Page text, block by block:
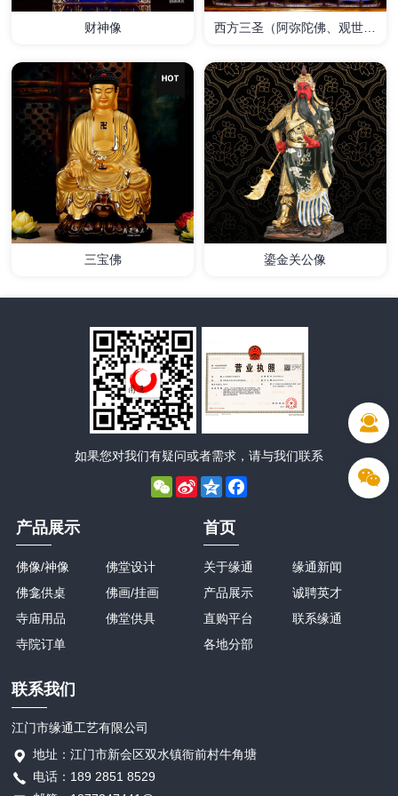
详情
财神像
详情
西方三圣（阿弥陀佛、观世音
详情
三宝佛
详情
鎏金关公像
如果您对我们有疑问或者需求，请与我们联系
WeChat
Sina
Weibo
Qzone
产品展示
佛像/神像
佛龛供桌
寺庙用品
寺院订单
佛堂设计
佛画/挂画
佛堂供具
首页
关于缘通
产品展示
直购平台
各地分部
缘通新闻
诚聘英才
联系缘通
联系我们
江门市缘通工艺有限公司
地址：江门市新会区双水镇衙前村牛角塘
电话：189 2851 8529